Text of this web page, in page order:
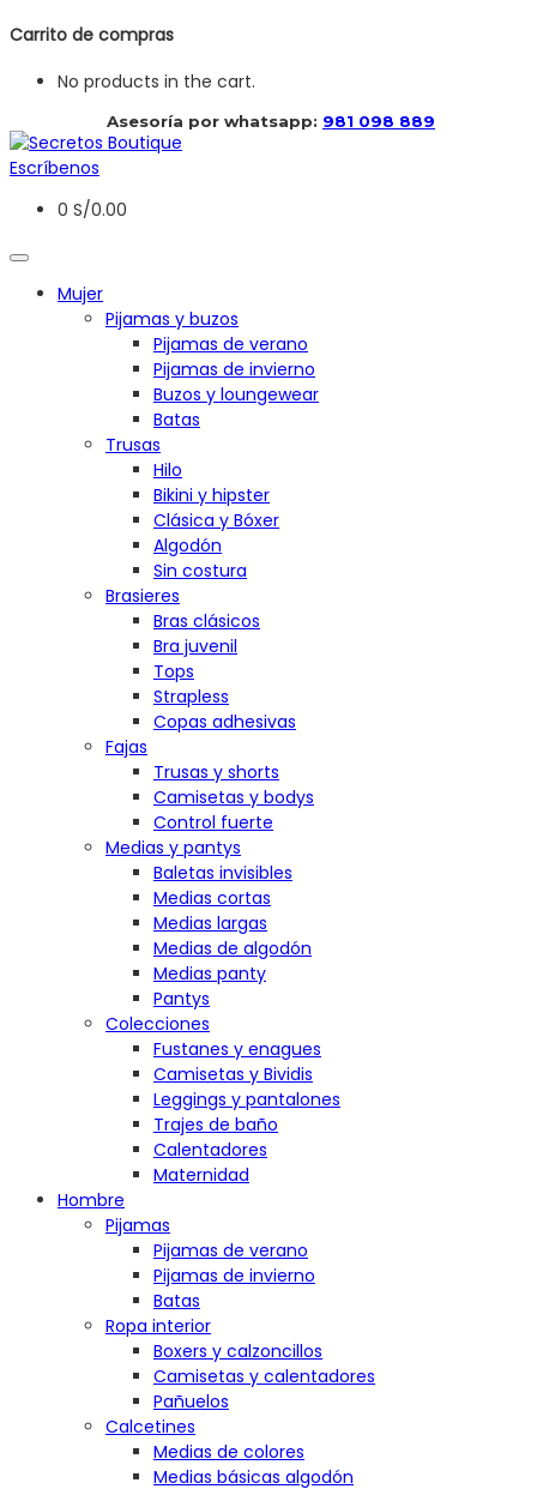
Carrito de compras
No products in the cart.
Asesoría por whatsapp: 981 098 889
Escríbenos
0 S/0.00
Mujer
Pijamas y buzos
Pijamas de verano
Pijamas de invierno
Buzos y loungewear
Batas
Trusas
Hilo
Bikini y hipster
Clásica y Bóxer
Algodón
Sin costura
Brasieres
Bras clásicos
Bra juvenil
Tops
Strapless
Copas adhesivas
Fajas
Trusas y shorts
Camisetas y bodys
Control fuerte
Medias y pantys
Baletas invisibles
Medias cortas
Medias largas
Medias de algodón
Medias panty
Pantys
Colecciones
Fustanes y enagues
Camisetas y Bividis
Leggings y pantalones
Trajes de baño
Calentadores
Maternidad
Hombre
Pijamas
Pijamas de verano
Pijamas de invierno
Batas
Ropa interior
Boxers y calzoncillos
Camisetas y calentadores
Pañuelos
Calcetines
Medias de colores
Medias básicas algodón